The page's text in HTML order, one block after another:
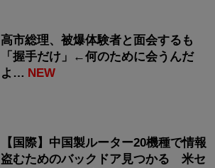
高市総理、被爆体験者と面会するも
「握手だけ」←何のために会うんだ
よ… NEW
【国際】中国製ルーター20機種で情報
盗むためのバックドア見つかる 米セ